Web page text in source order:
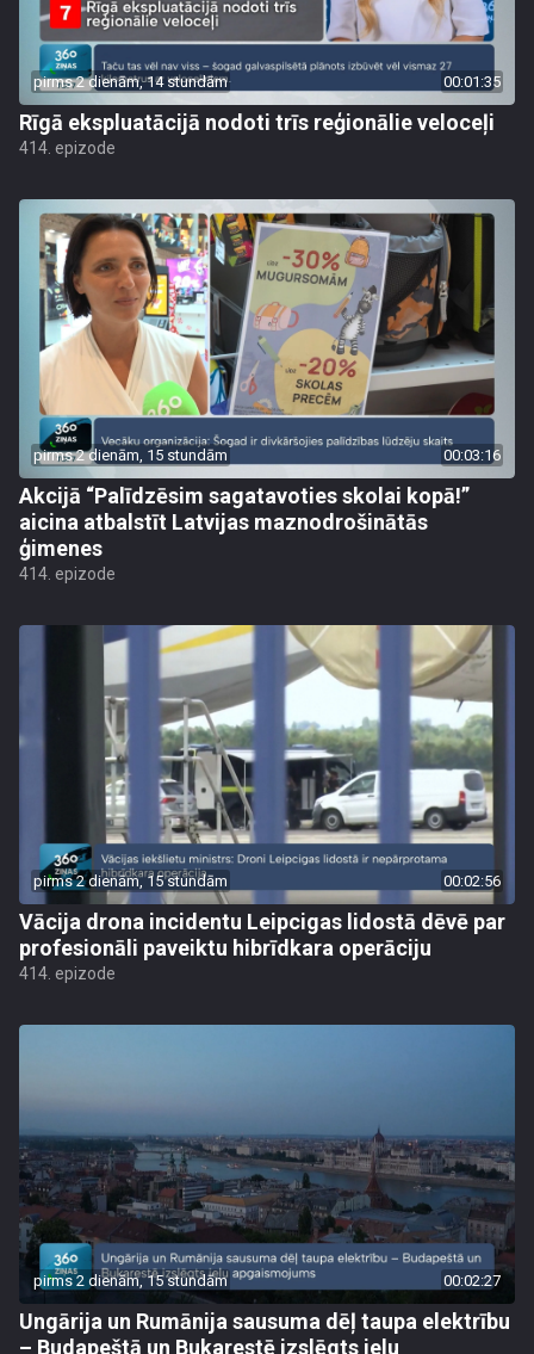
pirms 2 dienām, 14 stundām 00:01:35
Rīgā ekspluatācijā nodoti trīs reģionālie veloceļi
414. epizode
pirms 2 dienām, 15 stundām 00:03:16
Akcijā “Palīdzēsim sagatavoties skolai kopā!”
aicina atbalstīt Latvijas maznodrošinātās
ģimenes
414. epizode
pirms 2 dienām, 15 stundām 00:02:56
Vācija drona incidentu Leipcigas lidostā dēvē par
profesionāli paveiktu hibrīdkara operāciju
414. epizode
pirms 2 dienām, 15 stundām 00:02:27
Ungārija un Rumānija sausuma dēļ taupa elektrību
– Budapeštā un Bukarestē izslēgts ielu